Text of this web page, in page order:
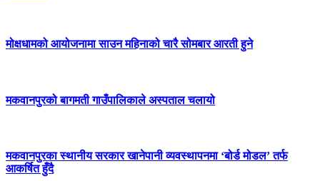
मोक्षधामको आयोजनामा साउन महिनाको चारै सोमबार आरती हुने
मकवानपुरको बागमती गाउँपालिकाले अस्पताल चलायो
मकवानपुरका स्थानीय सरकार खानेपानी व्यवस्थापनमा ‘बोर्ड मोडल’ तर्फ
आकर्षित हुँदै